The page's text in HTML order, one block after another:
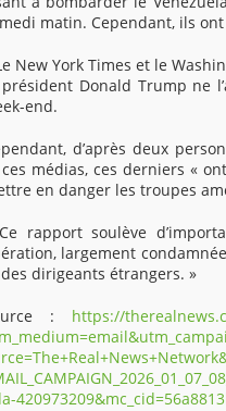
matin. Cependant, ils
New York Times et le
Donald Trump ne
end.
d’après deux
médias, ces derniers «
en danger les troupes
rapport soulève
largement
dirigeants étrangers. »
:
https://